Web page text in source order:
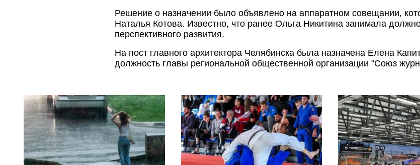
Решение о назначении было объявлено на аппаратном совещании,
Наталья Котова. Известно, что ранее Ольга Никитина занимала
перспективного развития.
На пост главного архитектора Челябинска была назначена Елена
должность главы региональной общественной организации "Союз